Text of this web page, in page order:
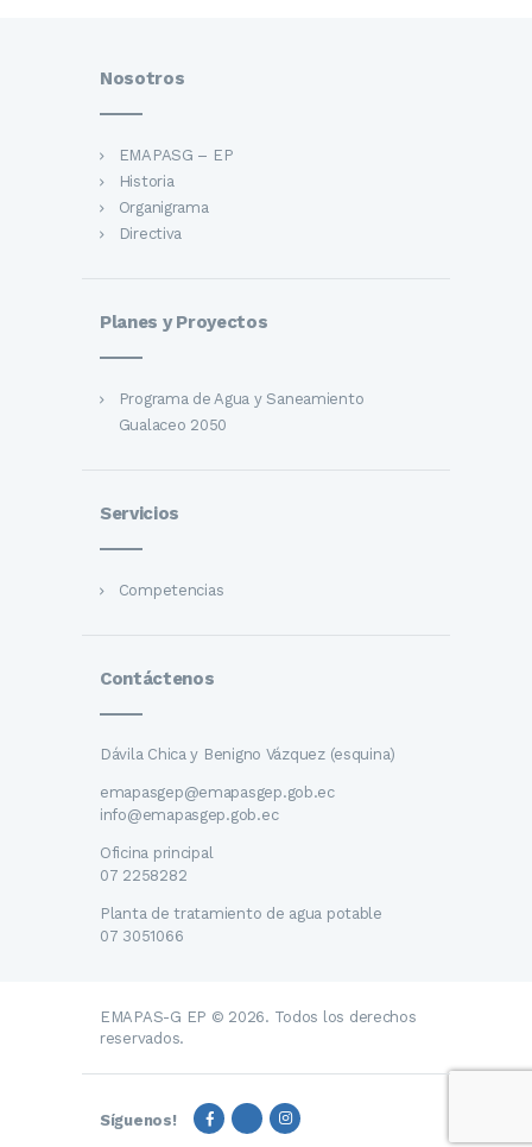
Nosotros
EMAPASG – EP
Historia
Organigrama
Directiva
Planes y Proyectos
Programa de Agua y Saneamiento
Gualaceo 2050
Servicios
Competencias
Contáctenos
Dávila Chica y Benigno Vázquez (esquina)
emapasgep@emapasgep.gob.ec
info@emapasgep.gob.ec
Oficina principal
07 2258282
Planta de tratamiento de agua potable
07 3051066
EMAPAS-G EP © 2026. Todos los derechos
reservados.
Síguenos!